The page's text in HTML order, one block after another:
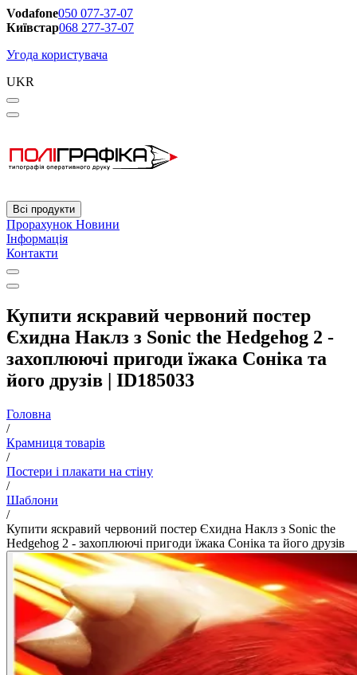
Vodafone050 077-37-07
Київстар068 277-37-07
Угода користувача
UKR
Всі продукти
Прорахунок Новини
Інформація
Контакти
Купити яскравий червоний постер
Єхидна Наклз з Sonic the Hedgehog 2 -
захоплюючі пригоди їжака Соніка та
його друзів | ID185033
Головна
/
Крамниця товарів
/
Постери і плакати на стіну
/
Шаблони
/
Купити яскравий червоний постер Єхидна Наклз з Sonic the
Hedgehog 2 - захоплюючі пригоди їжака Соніка та його друзів